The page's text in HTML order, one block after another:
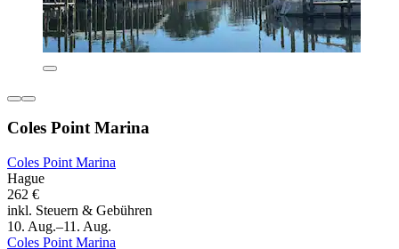
Coles Point Marina
Coles Point Marina
Hague
262 €
inkl. Steuern & Gebühren
10. Aug.–11. Aug.
Coles Point Marina